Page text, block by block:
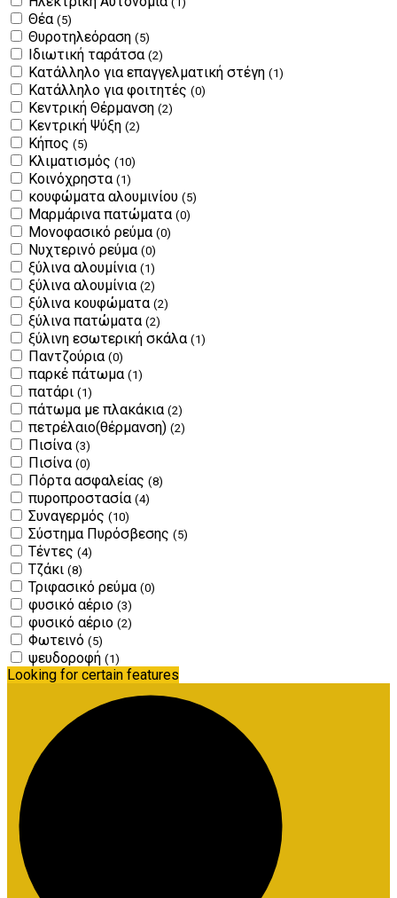
Θέα (5)
Θυροτηλεόραση (5)
Ιδιωτική ταράτσα (2)
Κατάλληλο για επαγγελματική στέγη (1)
Κατάλληλο για φοιτητές (0)
Κεντρική Θέρμανση (2)
Κεντρική Ψύξη (2)
Κήπος (5)
Κλιματισμός (10)
Κοινόχρηστα (1)
κουφώματα αλουμινίου (5)
Μαρμάρινα πατώματα (0)
Μονοφασικό ρεύμα (0)
Νυχτερινό ρεύμα (0)
ξύλινα αλουμίνια (1)
ξύλινα αλουμίνια (2)
ξύλινα κουφώματα (2)
ξύλινα πατώματα (2)
ξύλινη εσωτερική σκάλα (1)
Παντζούρια (0)
παρκέ πάτωμα (1)
πατάρι (1)
πάτωμα με πλακάκια (2)
πετρέλαιο(θέρμανση) (2)
Πισίνα (3)
Πισίνα (0)
Πόρτα ασφαλείας (8)
πυροπροστασία (4)
Συναγερμός (10)
Σύστημα Πυρόσβεσης (5)
Τέντες (4)
Τζάκι (8)
Τριφασικό ρεύμα (0)
φυσικό αέριο (3)
φυσικό αέριο (2)
Φωτεινό (5)
ψευδοροφή (1)
Looking for certain features